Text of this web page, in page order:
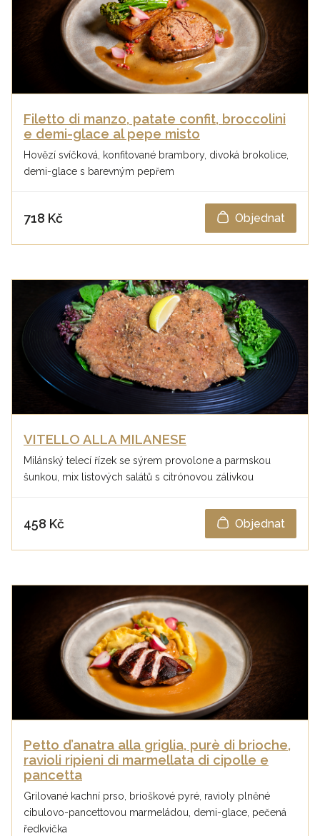
Filetto di manzo, patate confit, broccolini
e demi-glace al pepe misto
Hovězí svíčková, konfitované brambory, divoká brokolice,
demi-glace s barevným pepřem
718 Kč Objednat
VITELLO ALLA MILANESE
Milánský telecí řízek se sýrem provolone a parmskou
šunkou, mix listových salátů s citrónovou zálivkou
458 Kč Objednat
Petto d’anatra alla griglia, purè di brioche,
ravioli ripieni di marmellata di cipolle e
pancetta
Grilované kachní prso, brioškové pyré, ravioly plněné
cibulovo-pancettovou marmeládou, demi-glace, pečená
ředkvička